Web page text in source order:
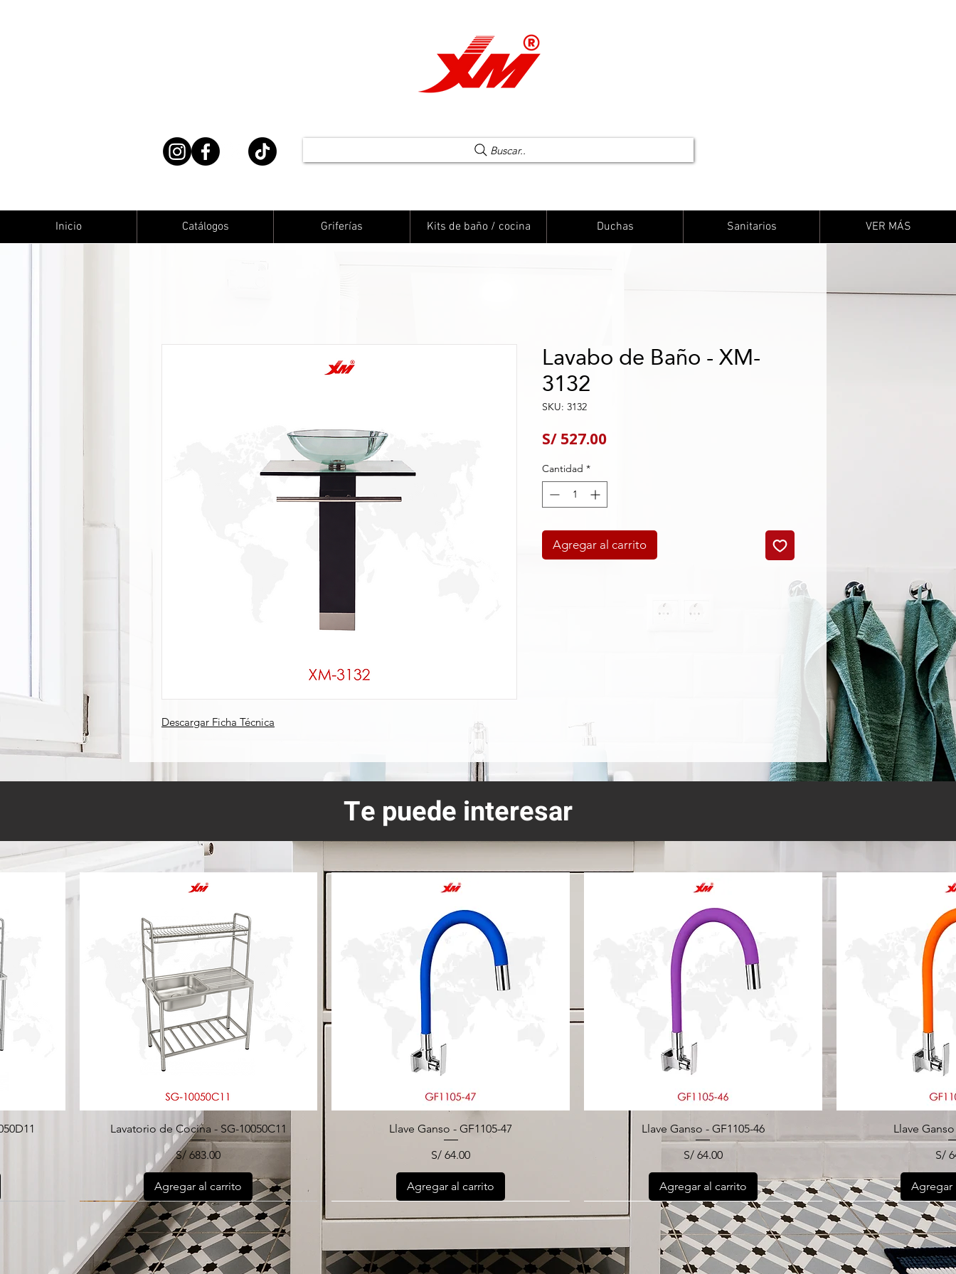
Buscar..
Inicio Catálogos Griferías Kits de baño / cocina Duchas Sanitarios VER MÁS
Descargar Ficha Técnica
Lavabo de Baño - XM-
3132
SKU: 3132
S/ 527.00Precio
Cantidad *
Agregar al carrito
Te puede interesar
Lavatorio de Cocina - SG-10050C11
Precio
S/ 683.00
Agregar al carrito
Llave Ganso - GF1105-47
Precio
S/ 64.00
Agregar al carrito
Llave Ganso - GF1105-46
Precio
S/ 64.00
Agregar al carrito
Llave
S/
Agregar